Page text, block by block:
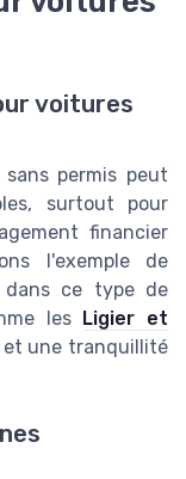
voitures
permis peut
surtout pour
financier
l'exemple de
dans ce type de
les Ligier et
et une tranquillité